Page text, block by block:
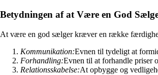
Betydningen af at Være en God
At være en god sælger kræver en række
Kommunikation:Evnen til tydeligt at
Forhandling:Evnen til at forhandle priser
Relationsskabelse:At opbygge og